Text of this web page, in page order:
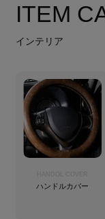
ITEM
インテリア
ハンドルカバー